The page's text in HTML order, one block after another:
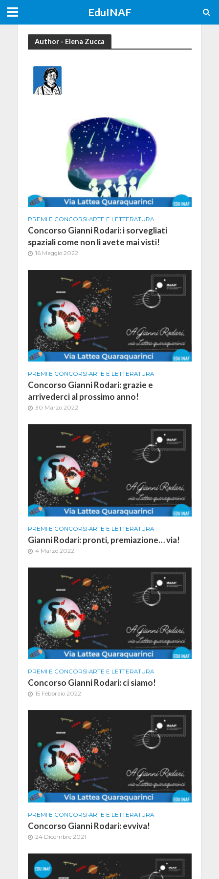
EduINAF
Author - Elena Zucca
PREMI E CONCORSI•ARTE E LETTERATURA
Concorso Gianni Rodari: i sorvegliati
spaziali come non li avete mai visti!
16 Maggio 2022
PREMI E CONCORSI•ARTE E LETTERATURA
Concorso Gianni Rodari: grazie e
arrivederci al prossimo anno!
30 Marzo 2022
PREMI E CONCORSI•ARTE E LETTERATURA
Gianni Rodari: pronti, premiazione… via!
4 Marzo 2022
PREMI E CONCORSI•ARTE E LETTERATURA
Concorso Gianni Rodari: ci siamo!
15 Febbraio 2022
PREMI E CONCORSI•ARTE E LETTERATURA
Concorso Gianni Rodari: evviva!
24 Dicembre 2021